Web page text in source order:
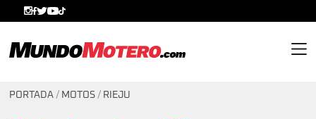
PORTADA / MOTOS / RIEJU